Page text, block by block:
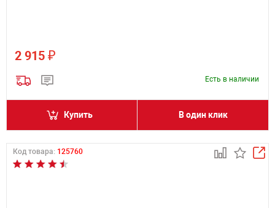
2 915 ₽
Есть в наличии
Купить В один клик
Код товара: 125760